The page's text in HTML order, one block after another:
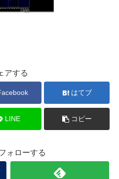
アする
はてブ
LINE コピー
ォローする